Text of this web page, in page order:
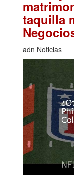
taquilla
adn Noticias